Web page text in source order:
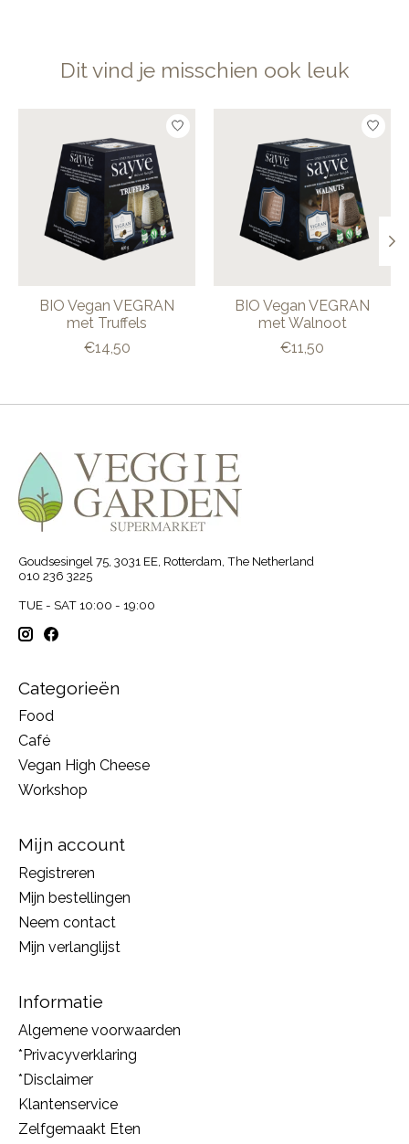
Dit vind je misschien ook leuk
Items van productcarrousel
BIO Vegan VEGRAN
met Truffels
€14,50
BIO Vegan VEGRAN
met Walnoot
€11,50
Goudsesingel 75, 3031 EE, Rotterdam, The Netherland
010 236 3225
TUE - SAT 10:00 - 19:00
Categorieën
Food
Café
Vegan High Cheese
Workshop
Mijn account
Registreren
Mijn bestellingen
Neem contact
Mijn verlanglijst
Informatie
Algemene voorwaarden
*Privacyverklaring
*Disclaimer
Klantenservice
Zelfgemaakt Eten